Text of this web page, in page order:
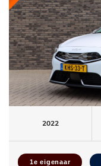
2022
1e eigenaar